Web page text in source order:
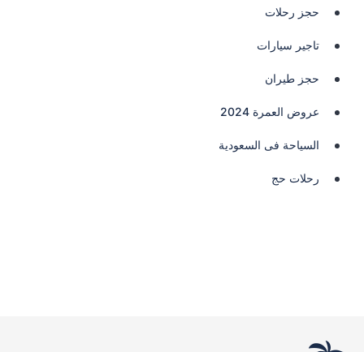
حجز رحلات
تاجير سيارات
حجز طيران
عروض العمرة 2024
السياحة فى السعودية
رحلات حج